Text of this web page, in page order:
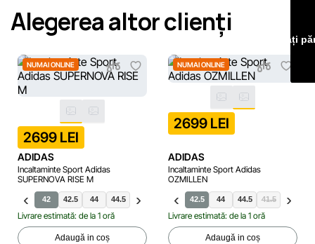
erori în cel mai scurt termen rezonabil.
Alegerea altor clienți
NUMAI ONLINE
2699 LEI
ADIDAS
Incaltaminte Sport Adidas
SUPERNOVA RISE M
42 42.5 44 44.5 40.5 43.5 45.5 46 46.5 47
Livrare estimată: de la 1 oră
Adaugă in coș
NUMAI ONLINE
2699 LEI
ADIDAS
Incaltaminte Sport Adidas
OZMILLEN
42.5 44 44.5 41.5 42
Livrare estimată: de la 1 oră
Adaugă in coș
Lăsați